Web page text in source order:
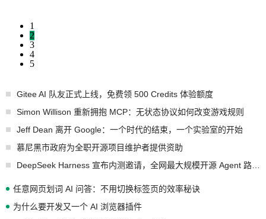
1
2
3
4
5
Gitee AI 队友正式上线，免费领 500 Credits 体验额度
Simon Willison 重新拥抱 MCP：无状态协议如何改变游戏规则
Jeff Dean 离开 Google：一个时代的结束，一个实验室的开始
慕尼黑市政府为全职开源项目维护者提供资助
任意网页划词 AI 问答：不用切换标签页的效率秘诀
为什么要开发又一个 AI 浏览器插件